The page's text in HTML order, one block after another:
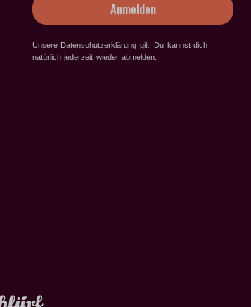
Anmelden
Unsere Datenschutzerklärung gilt. Du kannst dich
natürlich jederzeit wieder abmelden.